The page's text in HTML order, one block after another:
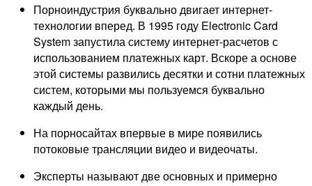
Порноиндустрия буквально двигает интернет-
технологии вперед. В 1995 году Electronic Card
System запустила систему интернет-расчетов с
использованием платежных карт. Вскоре а основе
этой системы развились десятки и сотни платежных
систем, которыми мы пользуемся буквально
каждый день.
На порносайтах впервые в мире появились
потоковые трансляции видео и видеочаты.
Эксперты называют две основных и примерно